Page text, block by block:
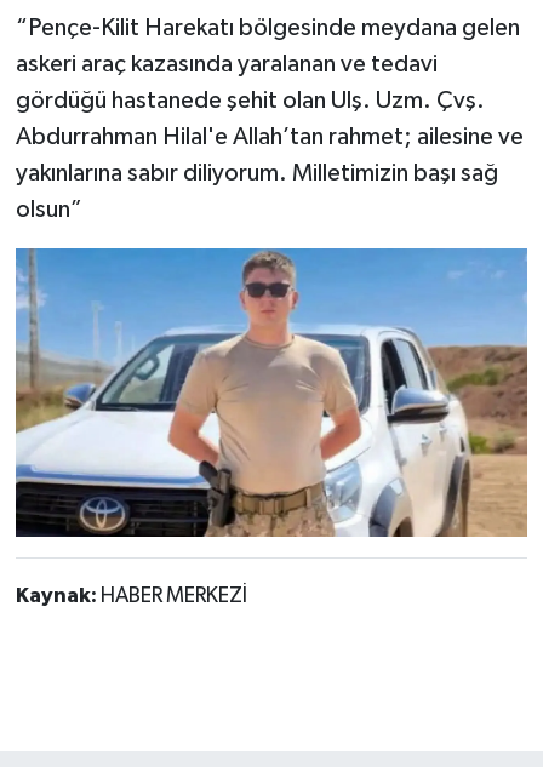
“Pençe-Kilit Harekatı bölgesinde meydana gelen
askeri araç kazasında yaralanan ve tedavi
gördüğü hastanede şehit olan Ulş. Uzm. Çvş.
Abdurrahman Hilal'e Allah’tan rahmet; ailesine ve
yakınlarına sabır diliyorum. Milletimizin başı sağ
olsun”
Kaynak: HABER MERKEZİ